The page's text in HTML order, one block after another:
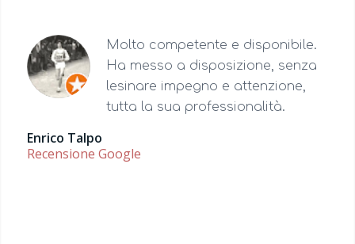
Molto competente e disponibile.
Ha messo a disposizione, senza
lesinare impegno e attenzione,
tutta la sua professionalità.
Enrico Talpo
Recensione Google